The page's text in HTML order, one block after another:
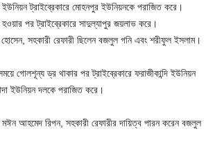
ইউনিয়ন ট্রাইব্রেকারে মোহনপুর ইউনিয়নকে পরাজিত করে।
হওয়ার পর ট্রাইব্রেকারে সাদুল্যাপুর জয়লাভ করে।
হোসেন, সহকারী রেফারী ছিলেন বজলুল গনি এবং শরীফুল ইসলাম।
গোলশূন্য ড্র থাকার পর ট্রাইব্রেকারে ফরাজীকান্দি ইউনিয়ন
ইউনিয়ন দলকে পরাজিত করে।
মঈন আহমেদ রিপন, সহকারী রেফারীর দায়িত্ব পারন করেন বজলুল